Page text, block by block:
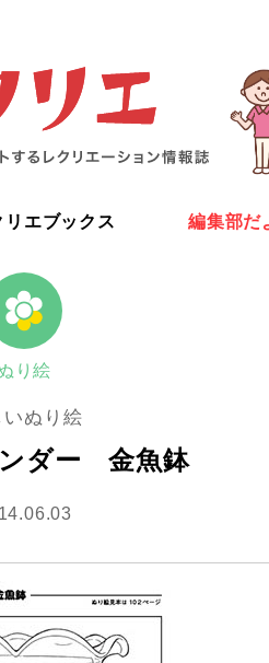
リエブックス 編集部だ
り絵
いぬり絵
ダー 金魚鉢